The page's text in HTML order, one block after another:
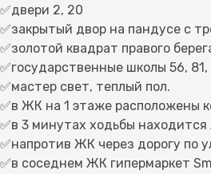
✅двери 2, 20
✅закрытый двор на пандусе с
✅золотой квадрат правого
✅государственные школы 56,
✅мастер свет, теплый пол.
✅в ЖК на 1 этаже расположены
✅в 3 минутах ходьбы
✅напротив ЖК через дорогу по
✅в соседнем ЖК гипермаркет